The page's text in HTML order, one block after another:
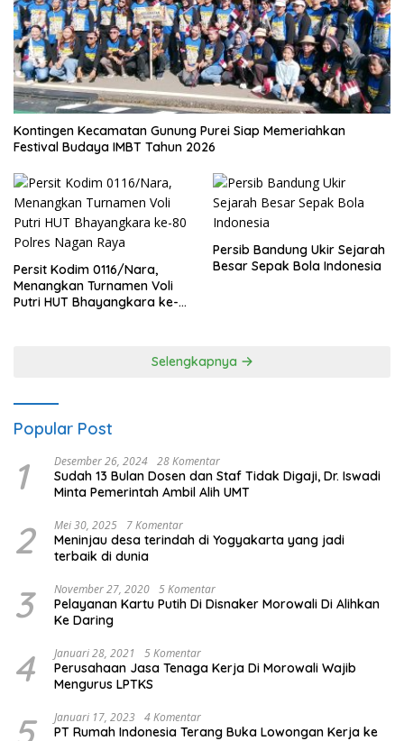
Kontingen Kecamatan Gunung Purei Siap Memeriahkan
Festival Budaya IMBT Tahun 2026
Persit Kodim 0116/Nara,
Menangkan Turnamen Voli
Putri HUT Bhayangkara ke-
Persib Bandung Ukir Sejarah
Besar Sepak Bola Indonesia
Selengkapnya
Popular Post
1 Desember 26, 2024 28 Komentar
Sudah 13 Bulan Dosen dan Staf Tidak Digaji, Dr. Iswadi
Minta Pemerintah Ambil Alih UMT
2 Mei 30, 2025 7 Komentar
Meninjau desa terindah di Yogyakarta yang jadi
terbaik di dunia
3 November 27, 2020 5 Komentar
Pelayanan Kartu Putih Di Disnaker Morowali Di Alihkan
Ke Daring
4 Januari 28, 2021 5 Komentar
Perusahaan Jasa Tenaga Kerja Di Morowali Wajib
Mengurus LPTKS
5 Januari 17, 2023 4 Komentar
PT Rumah Indonesia Terang Buka Lowongan Kerja ke